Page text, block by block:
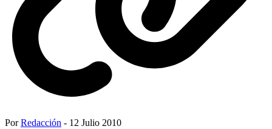
PorRedacción - 12 Julio 2010